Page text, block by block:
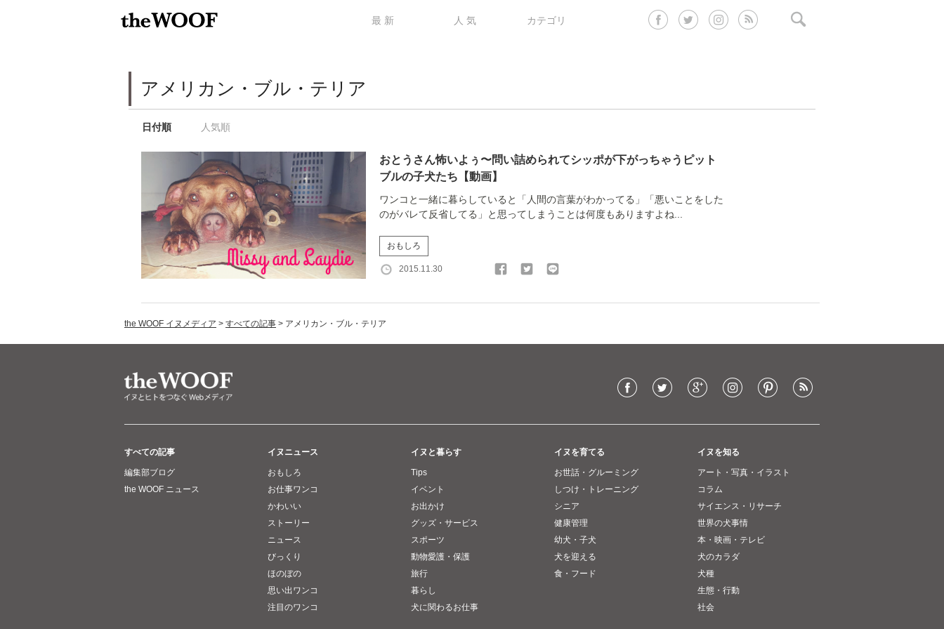
最 新 人 気 カテゴリ
アメリカン・ブル・テリア
日付順 人気順
おとうさん怖いよぅ〜問い詰められてシッポが下がっちゃうピット
ブルの子犬たち【動画】
ワンコと一緒に暮らしていると「人間の言葉がわかってる」「悪いことをした
のがバレて反省してる」と思ってしまうことは何度もありますよね...
おもしろ
2015.11.30
the WOOF イヌメディア > すべての記事 > アメリカン・ブル・テリア
すべての記事
編集部ブログ
the WOOF ニュース
イヌニュース
おもしろ
お仕事ワンコ
かわいい
ストーリー
ニュース
びっくり
ほのぼの
思い出ワンコ
注目のワンコ
イヌと暮らす
Tips
イベント
お出かけ
グッズ・サービス
スポーツ
動物愛護・保護
旅行
暮らし
犬に関わるお仕事
イヌを育てる
お世話・グルーミング
しつけ・トレーニング
シニア
健康管理
幼犬・子犬
犬を迎える
食・フード
イヌを知る
アート・写真・イラスト
コラム
サイエンス・リサーチ
世界の犬事情
本・映画・テレビ
犬のカラダ
犬種
生態・行動
社会